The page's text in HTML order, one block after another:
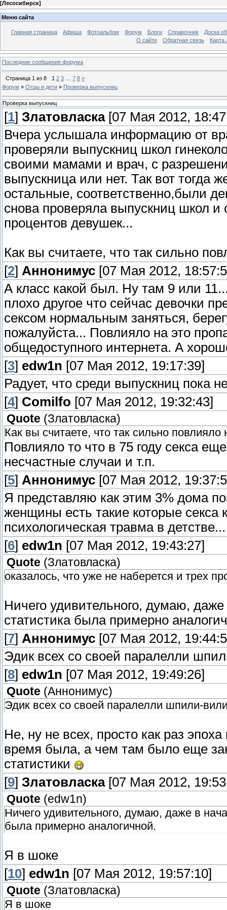
[Лесосибирск]
Меню сайта
Главная страница Афиша Фотоальбом Форум Блоги Справочник
Доска
О сайте
Обратная связь Карта
Последние сообщения форума
Страница 1 из 8 1 2 3 7 8 »
Форум » Отцы и дети » Проверка выпускниц
Проверка выпускниц
[1] Златовласка[07 Мая 2012,
Вчера услышала информацию от
проверяли выпускниц школ
своими мамами и врач, с
выпускница или нет. Так вот тогда
остальные, соответственно,были
снова проверяла выпускниц школ и
процентов девушек...
Как вы считаете, что так сильно
[2] Аннонимус [07 Мая 2012,
А класс какой был. Ну там 9 или
плохо другое что сейчас девочки
сексом нормальным заняться,
пожалуйста... Повлияло на это
общедоступного интернета. А
[3] edw1n [07 Мая 2012, 19:17:39]
Радует, что среди выпускниц пока
[4] Comilfo [07 Мая 2012, 19:32:43]
Quote (Златовласка)
Как вы считаете, что так сильно повлияло
Повлияло то что в 75 году секса
несчастные случаи и т.п.
[5] Аннонимус [07 Мая 2012,
Я представляю как этим 3% дома
женщины есть такие которые секса
психологическая травма в
[6] edw1n [07 Мая 2012, 19:43:27]
Quote (Златовласка)
оказалось, что уже не наберется и трех
Ничего удивительного, думаю,
статистика была примерно
[7] Аннонимус [07 Мая 2012,
Эдик всех со своей паралелли
[8] edw1n [07 Мая 2012, 19:49:26]
Quote (Аннонимус)
Эдик всех со своей паралелли шпили-
Не, ну не всех, просто как раз
время была, а чем там было еще
статистики
[9] Златовласка[07 Мая 2012,
Quote (edw1n)
Ничего удивительного, думаю, даже в
была примерно аналогичной.
Я в шоке
[10] edw1n [07 Мая 2012, 19:57:10]
Quote (Златовласка)
Я в шоке